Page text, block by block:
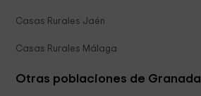
Casas Rurales Jaén
Casas Rurales Málaga
Otras poblaciones de Granada